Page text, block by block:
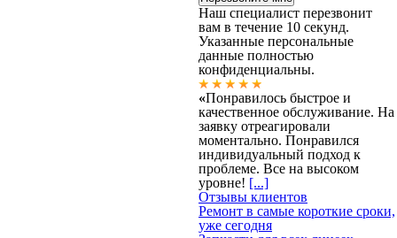
Наш специалист перезвонит
вам в течение 10 секунд.
Указанные персональные
данные полностью
конфиденциальны.
«Понравилось быстрое и
качественное обслуживание. На
заявку отреагировали
моментально. Понравился
индивидуальный подход к
проблеме. Все на высоком
уровне! [...]
Отзывы клиентов
Ремонт в самые короткие сроки,
уже сегодня